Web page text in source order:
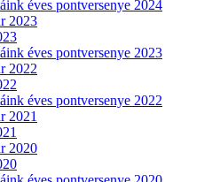
éves pontversenye 2024
2023
éves pontversenye 2023
2022
éves pontversenye 2022
2021
2020